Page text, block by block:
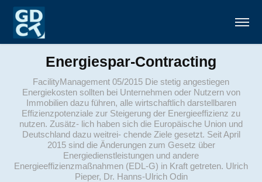
Energiespar-Contracting
FacilityManagement 05/2015 Die stetig angestiegen
Energiekosten sollten bei Unternehmen oder Nutzern von
Immobilien dazu führen, alle wirtschaftlich darstellbaren
Effizienzpotenziale zur Steigerung der Energieeffizienz zu
nutzen. Zusätz- lich haben sich die Europäische Union und
Deutschland dazu weitrei- chende Ziele gesetzt. Seit April
2015 sind die Änderungen zum Gesetz über
Energiedienstleistungen und andere
Energieeffizienzmaßnahmen (EDL-G) in Kraft getreten. Ulrich
Pieper, Dr. Hanns-Ulrich Odin